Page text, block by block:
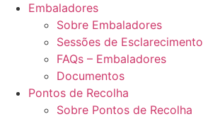
Embaladores
Sobre Embaladores
Sessões de Esclarecimento
FAQs – Embaladores
Documentos
Pontos de Recolha
Sobre Pontos de Recolha